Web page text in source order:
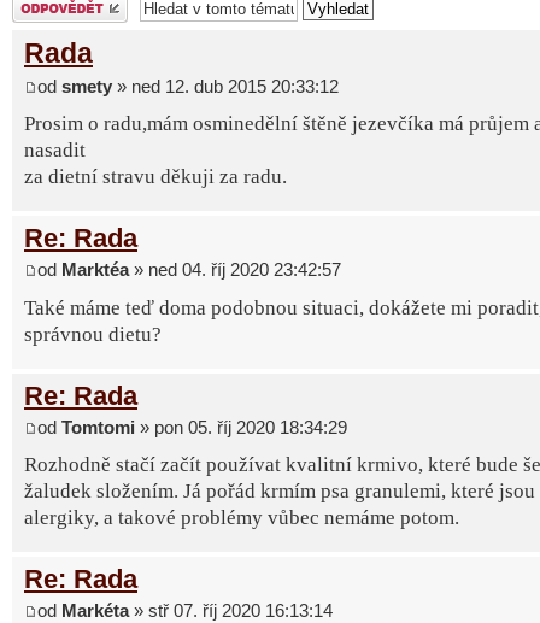
Rada
od smety » ned 12. dub 2015 20:33:12
Prosim o radu,mám osminedělní štěně jezevčíka má průjem
nasadit
za dietní stravu děkuji za radu.
Re: Rada
od Marktéa» ned 04. říj 2020 23:42:57
Také máme teď doma podobnou situaci, dokážete mi
správnou dietu?
Re: Rada
od Tomtomi » pon 05. říj 2020 18:34:29
Rozhodně stačí začít používat kvalitní krmivo, které bude
žaludek složením. Já pořád krmím psa granulemi, které
alergiky, a takové problémy vůbec nemáme potom.
Re: Rada
od Markéta» stř 07. říj 2020 16:13:14